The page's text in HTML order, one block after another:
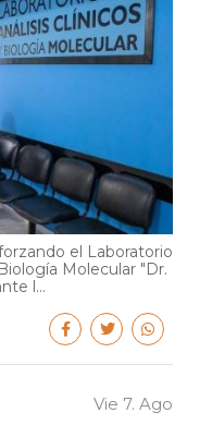
el Laboratorio
Molecular "Dr.
l...
Vie 7. Ago